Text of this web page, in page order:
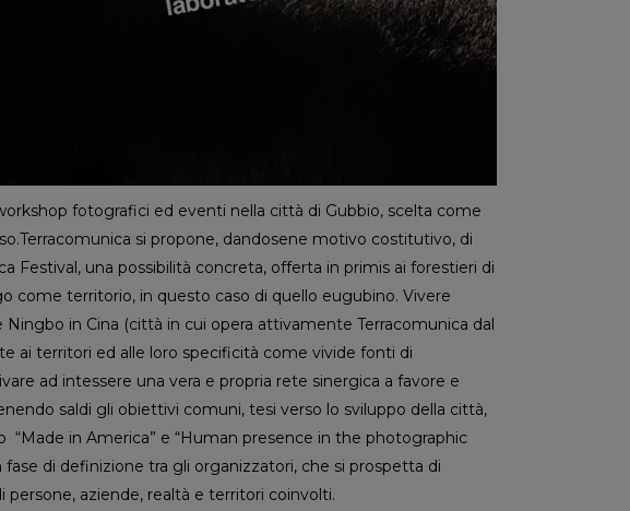
fotografici ed eventi nella città di Gubbio, scelta come
si propone, dandosene motivo costitutivo, di
Festival, una possibilità concreta, offerta in primis ai forestieri di
come territorio, in questo caso di quello eugubino. Vivere
in Cina (città in cui opera attivamente Terracomunica dal
ai territori ed alle loro specificità come vivide fonti di
ad intessere una vera e propria rete sinergica a favore e
saldi gli obiettivi comuni, tesi verso lo sviluppo della città,
in America” e “Human presence in the photographic
fase di definizione tra gli organizzatori, che si prospetta di
aziende, realtà e territori coinvolti.